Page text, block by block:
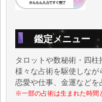
鑑定メニュー
タロットや数秘術・四
様々な占術を駆使しなが
恋愛や仕事、金運などを
※一部の占術は生まれた時間